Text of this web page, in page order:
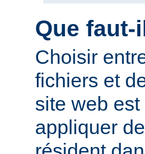
Que
Choisir
fichiers et
site web
appliquer